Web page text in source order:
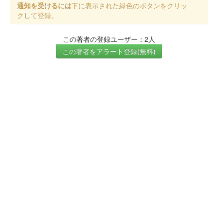
通知を受けるには下に表示された緑色のボタンをクリッ
クして登録。
この著者の登録ユーザー：2人
この著者をアラート登録(無料)